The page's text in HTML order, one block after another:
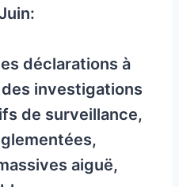
déclarations à
des investigations
de surveillance,
aiguë,